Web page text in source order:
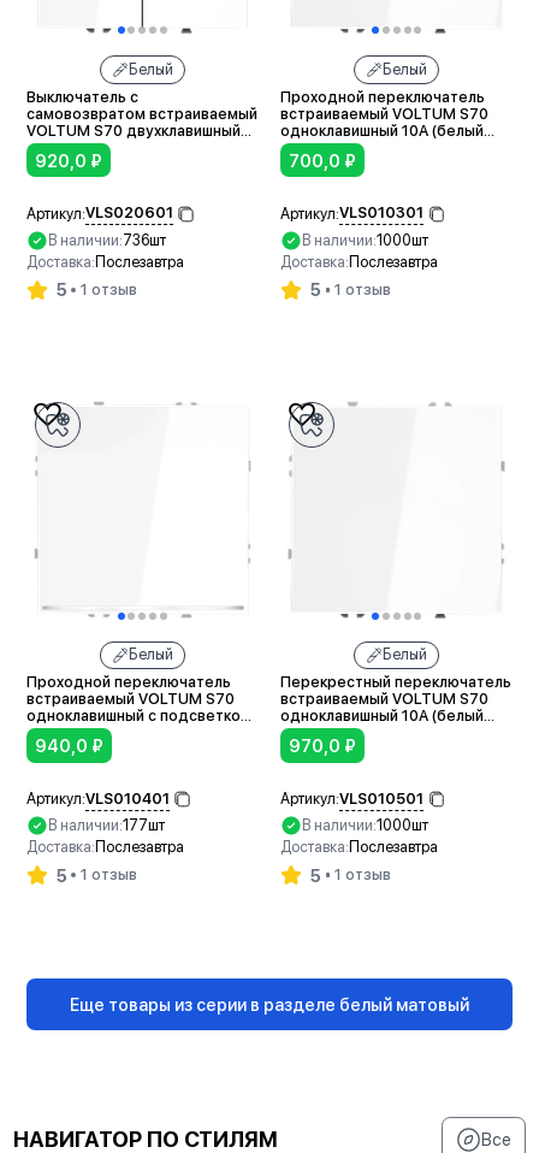
Белый
Выключатель с
самовозвратом встраиваемый
VOLTUM S70 двухклавишный
10А (белый глянцевый)
920,0 ₽
Артикул:VLS020601
В наличии:736шт
Доставка: Послезавтра
5 1 отзыв
Белый
Проходной переключатель
встраиваемый VOLTUM S70
одноклавишный 10А (белый
глянцевый)
700,0 ₽
Артикул:VLS010301
В наличии:1000шт
Доставка: Послезавтра
5 1 отзыв
Белый
Проходной переключатель
встраиваемый VOLTUM S70
одноклавишный с подсветкой
10А (белый глянцевый)
940,0 ₽
Артикул:VLS010401
В наличии:177шт
Доставка: Послезавтра
5 1 отзыв
Белый
Перекрестный переключатель
встраиваемый VOLTUM S70
одноклавишный 10А (белый
глянцевый)
970,0 ₽
Артикул:VLS010501
В наличии:1000шт
Доставка: Послезавтра
5 1 отзыв
Еще товары из серии в разделе белый матовый
НАВИГАТОР ПО СТИЛЯМ Все